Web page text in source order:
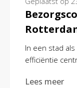
In een stad
efficiëntie
Lees meer